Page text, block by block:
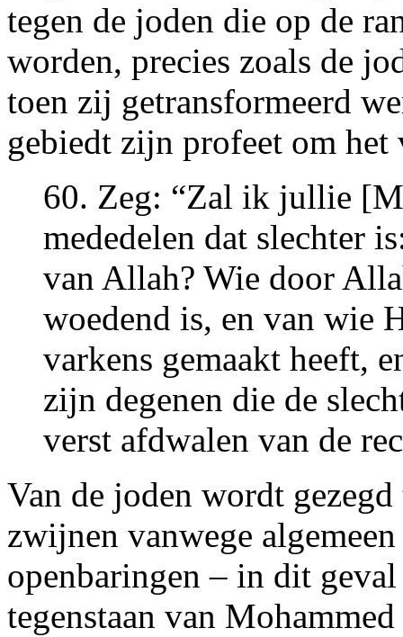
tegen de joden die op de
worden, precies zoals de
toen zij getransformeerd
gebiedt zijn profeet om het
60. Zeg: “Zal ik jullie
mededelen dat slechter
van Allah? Wie door
woedend is, en van wie
varkens gemaakt heeft,
zijn degenen die de
verst afdwalen van de
Van de joden wordt
zwijnen vanwege
openbaringen – in dit
tegenstaan van